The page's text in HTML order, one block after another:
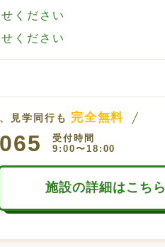
ください
ください
見学同行も 完全無料
受付時間
9:00〜18:00
施設の詳細はこちら